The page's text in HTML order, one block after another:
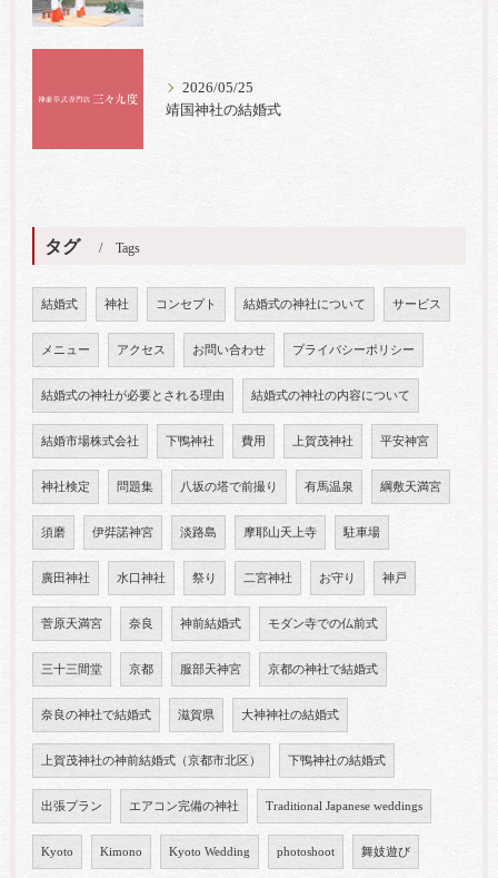
2026/05/25
靖国神社の結婚式
タグ Tags
結婚式 神社 コンセプト 結婚式の神社について サービス
メニュー アクセス お問い合わせ プライバシーポリシー
結婚式の神社が必要とされる理由 結婚式の神社の内容について
結婚市場株式会社 下鴨神社 費用 上賀茂神社 平安神宮
神社検定 問題集 八坂の塔で前撮り 有馬温泉 綱敷天満宮
須磨 伊弉諾神宮 淡路島 摩耶山天上寺 駐車場
廣田神社 水口神社 祭り 二宮神社 お守り 神戸
菅原天満宮 奈良 神前結婚式 モダン寺での仏前式
三十三間堂 京都 服部天神宮 京都の神社で結婚式
奈良の神社で結婚式 滋賀県 大神神社の結婚式
上賀茂神社の神前結婚式（京都市北区） 下鴨神社の結婚式
出張プラン エアコン完備の神社 Traditional Japanese weddings
Kyoto Kimono Kyoto Wedding photoshoot 舞妓遊び